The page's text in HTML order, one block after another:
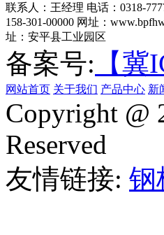
联系人：王经理 电话：0318-
158-301-00000 网址：
址：安平县工业园区
备案号: 【
网站首页 关于我们 产品中心 新
Copyright @
Reserved
友情链接: 钢